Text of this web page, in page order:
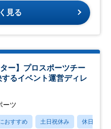
見る
ー】プロスポーツチー
るイベント運営ディレ
ーツ
おすすめ 土日祝休み 休日120日